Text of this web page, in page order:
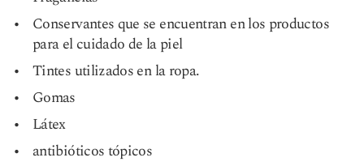
Conservantes que se encuentran en los productos
para el cuidado de la piel
Tintes utilizados en la ropa.
Gomas
Látex
antibióticos tópicos